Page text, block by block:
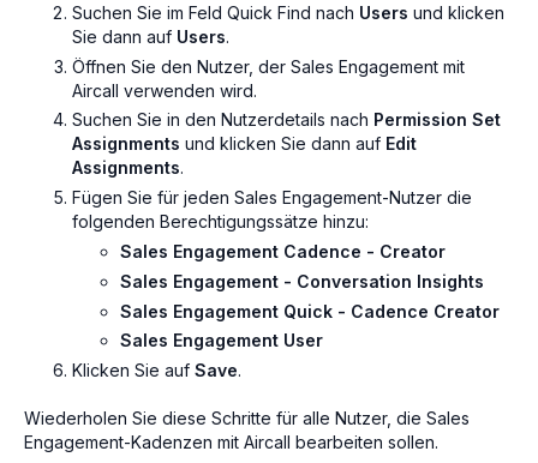
Suchen Sie im Feld Quick Find nach Users und klicken
Sie dann auf Users.
Öffnen Sie den Nutzer, der Sales Engagement mit
Aircall verwenden wird.
Suchen Sie in den Nutzerdetails nach Permission Set
Assignments und klicken Sie dann auf Edit
Assignments.
Fügen Sie für jeden Sales Engagement-Nutzer die
folgenden Berechtigungssätze hinzu:
Sales Engagement Cadence - Creator
Sales Engagement - Conversation Insights
Sales Engagement Quick - Cadence Creator
Sales Engagement User
Klicken Sie auf Save.
Wiederholen Sie diese Schritte für alle Nutzer, die Sales
Engagement-Kadenzen mit Aircall bearbeiten sollen.